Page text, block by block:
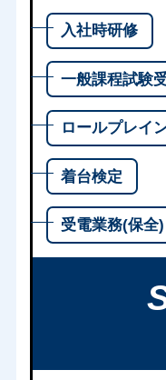
入社時研修
一般課程試験
ロールプレイ
着台検定
受電業務(保全)